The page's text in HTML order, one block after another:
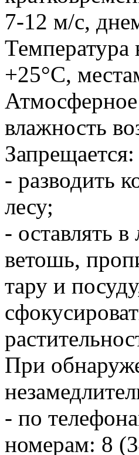
7-12 м/с,
+25°С,
влажность
Запрещается:
- разводить
лесу;
- оставлять
ветошь,
тару и
При
- по
номерам: 8